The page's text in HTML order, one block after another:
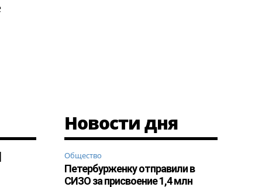
Новости дня
Общество
Петербурженку отправили в
СИЗО за присвоение 1,4 млн